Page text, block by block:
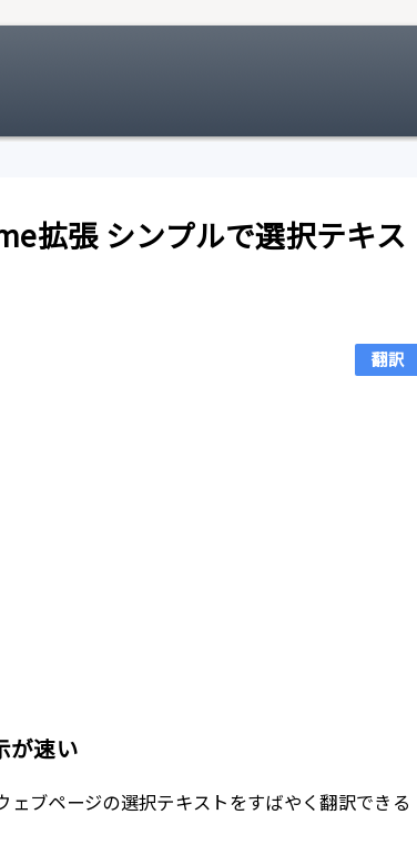
拡張 シンプルで選択テキス
翻訳
が速い
ブページの選択テキストをすばやく翻訳できる